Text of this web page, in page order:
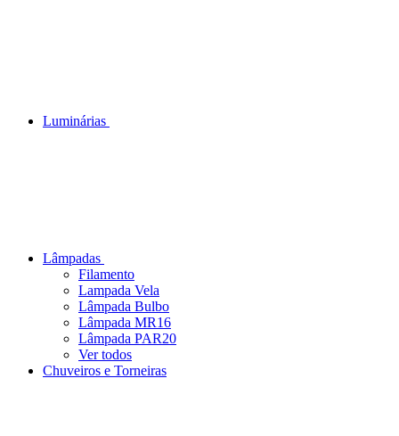
Luminárias
Lâmpadas
Filamento
Lampada Vela
Lâmpada Bulbo
Lâmpada MR16
Lâmpada PAR20
Ver todos
Chuveiros e Torneiras